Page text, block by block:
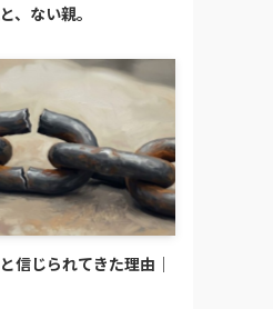
、ない親。
信じられてきた理由｜